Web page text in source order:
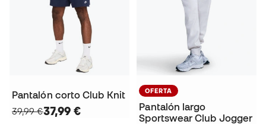
Pantalón corto Club Knit
39,99 €37,99 €
OFERTA
Pantalón largo
Sportswear Club Jogger